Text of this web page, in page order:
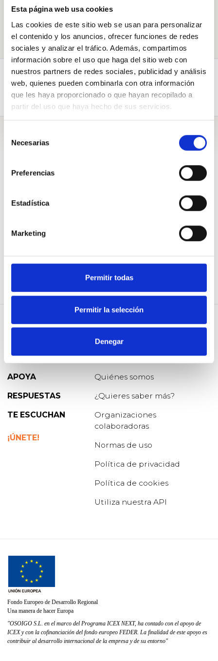
Esta página web usa cookies
Las cookies de este sitio web se usan para personalizar
el contenido y los anuncios, ofrecer funciones de redes
sociales y analizar el tráfico. Además, compartimos
información sobre el uso que haga del sitio web con
nuestros partners de redes sociales, publicidad y análisis
web, quienes pueden combinarla con otra información
que les haya proporcionado o que hayan recopilado a
partir del uso que haya hecho de sus servicios.
Necesarias
Preferencias
Estadística
Marketing
Permitir todas
Permitir la selección
Denegar
Pregúntame
Respuestas (1) Preguntas (41)
Biografía
Respuestas
Quien hoy debe hacerse responsable de estos temas que nos
ANicole Troncoso
12 Mar. 2021
2089Apoyos
PREGUNTA
APOYA
RESPUESTAS
TE ESCUCHAN
¡ÚNETE!
Blog de Osoigo
Quiénes somos
¿Quieres saber más?
Organizaciones
colaboradoras
Normas de uso
Política de privacidad
Política de cookies
Utiliza nuestra API
Fondo Europeo de Desarrollo Regional
Una manera de hacer Europa
"OSOIGO S.L. en el marco del Programa ICEX NEXT, ha contado con el apoyo de
ICEX y con la cofinanciación del fondo europeo FEDER. La finalidad de este apoyo es
contribuir al desarrollo internacional de la empresa y de su entorno"